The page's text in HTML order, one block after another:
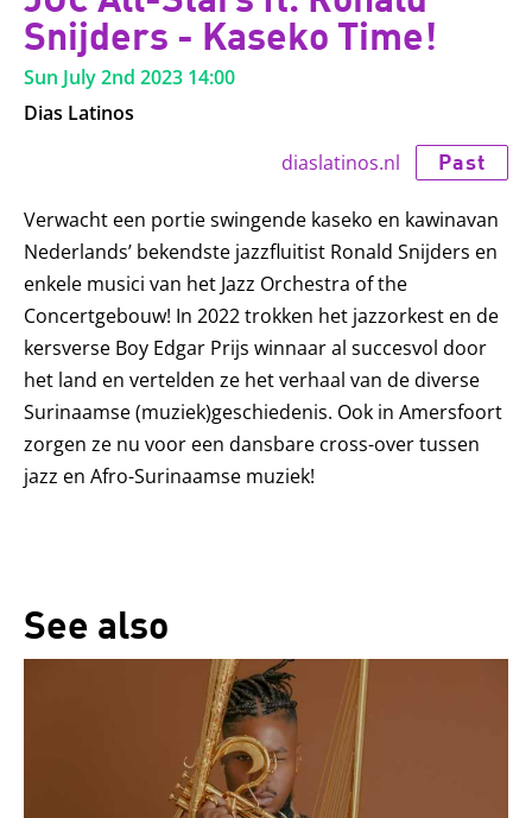
Snijders - Kaseko Time!
Sun July 2nd 2023 14:00
Dias Latinos
diaslatinos.nl
Past
Verwacht een portie swingende kaseko en kawinavan
Nederlands’ bekendste jazzfluitist Ronald Snijders en
enkele musici van het Jazz Orchestra of the
Concertgebouw! In 2022 trokken het jazzorkest en de
kersverse Boy Edgar Prijs winnaar al succesvol door
het land en vertelden ze het verhaal van de diverse
Surinaamse (muziek)geschiedenis. Ook in Amersfoort
zorgen ze nu voor een dansbare cross-over tussen
jazz en Afro-Surinaamse muziek!
See also